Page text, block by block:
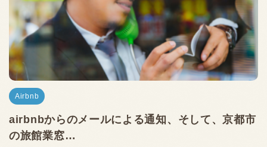
Airbnb
airbnbからのメールによる通知、そして、京都市
の旅館業窓…